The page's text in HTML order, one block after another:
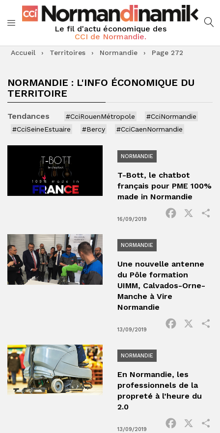
Le fil d'actu économique des
CCI de Normandie.
Accueil › Territoires › Normandie › Page 272
NORMANDIE : L'INFO ÉCONOMIQUE DU
TERRITOIRE
Tendances #CciRouenMétropole
#CciNormandie
#CciSeineEstuaire
#Bercy #CciCaenNormandie
NORMANDIE
T-Bott, le chatbot
français pour PME 100%
made in Normandie
16/09/2019
Facebook
NORMANDIE
Une nouvelle antenne
du Pôle formation
UIMM, Calvados-Orne-
Manche à Vire
Normandie
13/09/2019
Facebook
NORMANDIE
En Normandie, les
professionnels de la
propreté à l’heure du
2.0
13/09/2019
Facebook